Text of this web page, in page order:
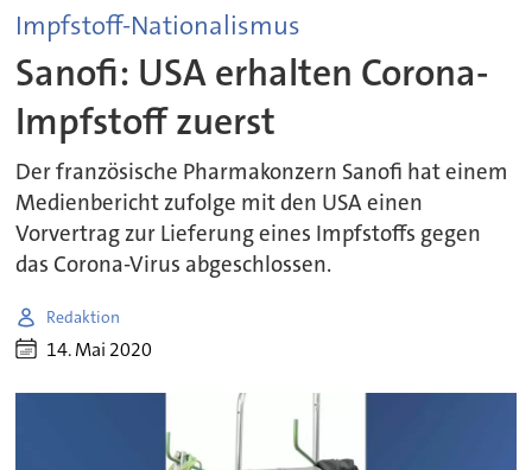
Impfstoff-Nationalismus
Sanofi: USA erhalten Corona-
Impfstoff zuerst
Der französische Pharmakonzern Sanofi hat einem
Medienbericht zufolge mit den USA einen
Vorvertrag zur Lieferung eines Impfstoffs gegen
das Corona-Virus abgeschlossen.
Redaktion
14. Mai 2020